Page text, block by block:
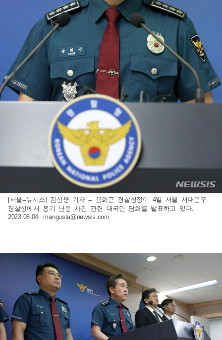
[서울=뉴시스] 김선웅 기자 = 윤희근 경찰청장이 4일 서울 서대문구
경찰청에서 흉기 난동 사건 관련 대국민 담화를 발표하고 있다.
2023.08.04. mangusta@newsis.com